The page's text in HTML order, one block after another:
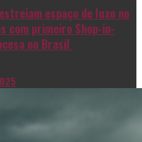
espaço de luxo no
com primeiro Shop-in-
no Brasil